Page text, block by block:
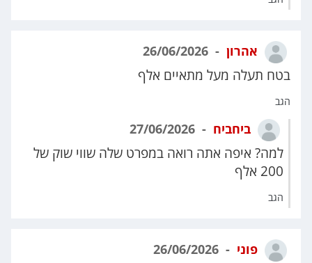
אהרון
בטח תעלה מעל מתאיים אלף
הגב
ביחביח
למה? איפה אתה רואה במפרט שלה שווי שוק של
200 אלף
הגב
פוני